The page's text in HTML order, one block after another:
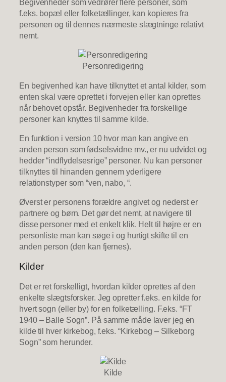
Begivenheder som vedrører flere personer, som
f.eks. bopæl eller folketællinger, kan kopieres fra
personen og til dennes nærmeste slægtninge relativt
nemt.
Personredigering
En begivenhed kan have tilknyttet et antal kilder, som
enten skal være oprettet i forvejen eller kan oprettes
når behovet opstår. Begivenheder fra forskellige
personer kan knyttes til samme kilde.
En funktion i version 10 hvor man kan angive en
anden person som fødselsvidne mv., er nu udvidet og
hedder “indflydelsesrige” personer. Nu kan personer
tilknyttes til hinanden gennem yderligere
relationstyper som “ven, nabo, “.
Øverst er personens forældre angivet og nederst er
partnere og børn. Det gør det nemt, at navigere til
disse personer med et enkelt klik. Helt til højre er en
personliste man kan søge i og hurtigt skifte til en
anden person (den kan fjernes).
Kilder
Det er ret forskelligt, hvordan kilder oprettes af den
enkelte slægtsforsker. Jeg opretter f.eks. en kilde for
hvert sogn (eller by) for en folketælling. F.eks. “FT
1940 – Balle Sogn”. På samme måde laver jeg en
kilde til hver kirkebog, f.eks. “Kirkebog – Silkeborg
Sogn” som herunder.
Kilde